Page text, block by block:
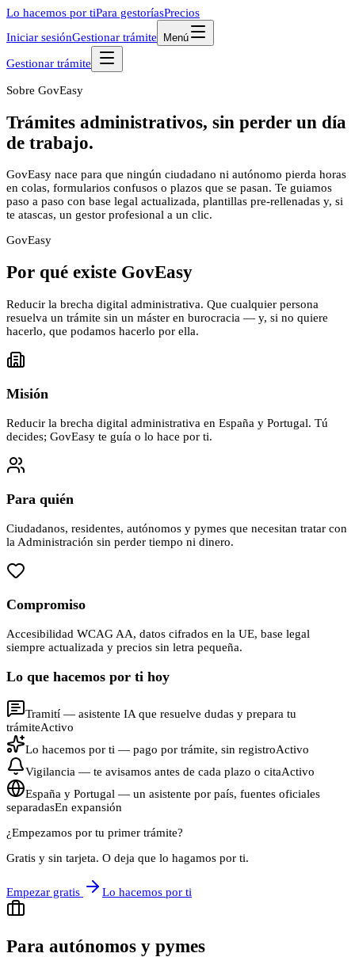
Lo hacemos por tiPara gestoríasPrecios
Iniciar sesiónGestionar trámite Menú
Gestionar trámite
Sobre GovEasy
Trámites administrativos, sin perder un día
de trabajo.
GovEasy nace para que ningún ciudadano ni autónomo pierda horas
en colas, formularios confusos o plazos que se pasan. Te guiamos
paso a paso con base legal actualizada, plantillas pre-rellenadas y, si
te atascas, un gestor profesional a un clic.
GovEasy
Por qué existe GovEasy
Reducir la brecha digital administrativa. Que cualquier persona
resuelva un trámite sin un máster en burocracia — y, si no quiere
hacerlo, que podamos hacerlo por ella.
Misión
Reducir la brecha digital administrativa en España y Portugal. Tú
decides; GovEasy te guía o lo hace por ti.
Para quién
Ciudadanos, residentes, autónomos y pymes que necesitan tratar con
la Administración sin perder tiempo ni dinero.
Compromiso
Accesibilidad WCAG AA, datos cifrados en la UE, base legal
siempre actualizada y precios sin letra pequeña.
Lo que hacemos por ti hoy
Tramití — asistente IA que resuelve dudas y prepara tu
trámiteActivo
Lo hacemos por ti — pago por trámite, sin registroActivo
Vigilancia — te avisamos antes de cada plazo o citaActivo
España y Portugal — un asistente por país, fuentes oficiales
separadasEn expansión
¿Empezamos por tu primer trámite?
Gratis y sin tarjeta. O deja que lo hagamos por ti.
Empezar gratis Lo hacemos por ti
Para autónomos y pymes